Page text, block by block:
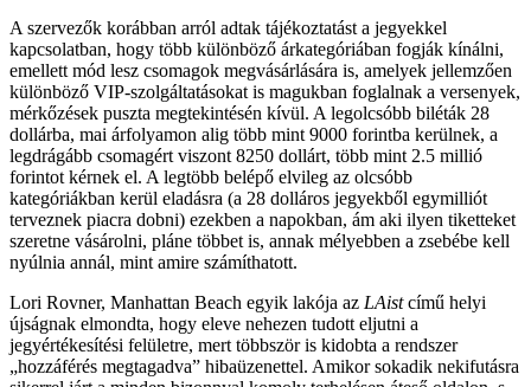
A szervezők korábban arról adtak tájékoztatást a jegyekkel
kapcsolatban, hogy több különböző árkategóriában fogják kínálni,
emellett mód lesz csomagok megvásárlására is, amelyek jellemzően
különböző VIP-szolgáltatásokat is magukban foglalnak a versenyek,
mérkőzések puszta megtekintésén kívül. A legolcsóbb biléták 28
dollárba, mai árfolyamon alig több mint 9000 forintba kerülnek, a
legdrágább csomagért viszont 8250 dollárt, több mint 2.5 millió
forintot kérnek el. A legtöbb belépő elvileg az olcsóbb
kategóriákban kerül eladásra (a 28 dolláros jegyekből egymilliót
terveznek piacra dobni) ezekben a napokban, ám aki ilyen tiketteket
szeretne vásárolni, pláne többet is, annak mélyebben a zsebébe kell
nyúlnia annál, mint amire számíthatott.
Lori Rovner, Manhattan Beach egyik lakója az LAistcímű helyi
újságnak elmondta, hogy eleve nehezen tudott eljutni a
jegyértékesítési felületre, mert többször is kidobta a rendszer
„hozzáférés megtagadva” hibaüzenettel. Amikor sokadik nekifutásra